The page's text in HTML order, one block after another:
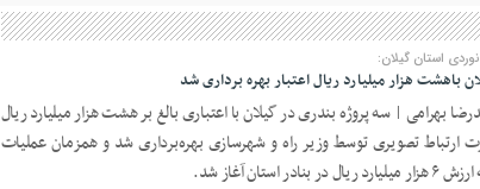
استان گیلان:
باهشت هزار میلیارد ریال اعتبار بهره برداری شد
بهرامی | سه پروژه بندری در گیلان با اعتباری بالغ بر هشت هزار میلیارد ریال
ارتباط تصویری توسط وزیر راه و شهرسازی بهره‌برداری شد و همزمان عملیات